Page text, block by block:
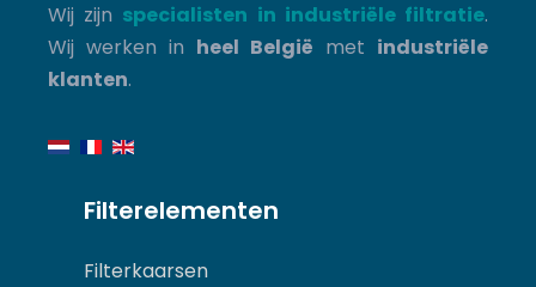
Wij zijn specialisten in industriële filtratie.
Wij werken in heel België met industriële
klanten.
Filterelementen
Filterkaarsen